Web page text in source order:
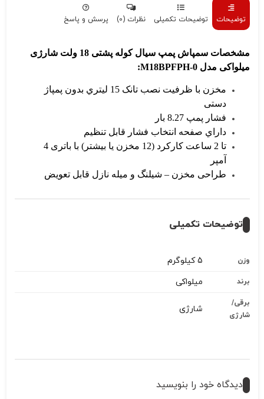
توضیحات توضیحات تکمیلی نظرات (0) پرسش و پاسخ
مشخصات سمپاش پمپ سیال کوله پشتی 18 ولت شارژی
میلواکی مدل M18BPFPH-0:
مخزن با ظرفیت نصب تانک 15 لیتري بدون پمپاژ
دستی
فشار پمپ 8.27 بار
داراي صفحه انتخاب فشار قابل تنظیم
تا 2 ساعت کارکرد (12 مخزن یا بیشتر) با باتری 4
آمپر
طراحی مخزن – شیلنگ و میله نازل قابل تعویض
توضیحات تکمیلی
وزن 5 کیلوگرم
برند میلواکی
برقی/
شارژی
شارژی
دیدگاه خود را بنویسید